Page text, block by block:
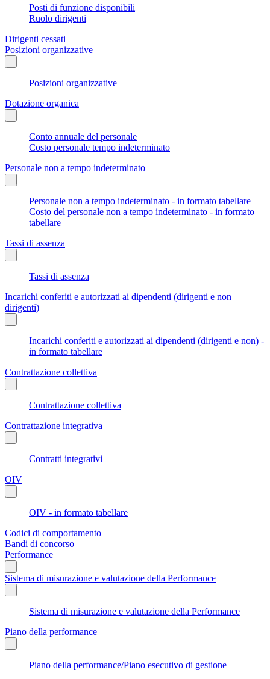
Posti di funzione disponibili
Ruolo dirigenti
Dirigenti cessati
Posizioni organizzative
Posizioni organizzative
Dotazione organica
Conto annuale del personale
Costo personale tempo indeterminato
Personale non a tempo indeterminato
Personale non a tempo indeterminato - in formato tabellare
Costo del personale non a tempo indeterminato - in formato
tabellare
Tassi di assenza
Tassi di assenza
Incarichi conferiti e autorizzati ai dipendenti (dirigenti e non
dirigenti)
Incarichi conferiti e autorizzati ai dipendenti (dirigenti e non) -
in formato tabellare
Contrattazione collettiva
Contrattazione collettiva
Contrattazione integrativa
Contratti integrativi
OIV
OIV - in formato tabellare
Codici di comportamento
Bandi di concorso
Performance
Sistema di misurazione e valutazione della Performance
Sistema di misurazione e valutazione della Performance
Piano della performance
Piano della performance/Piano esecutivo di gestione